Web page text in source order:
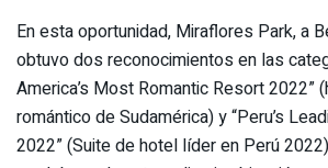
En esta oportunidad, Miraflores Park, a
obtuvo dos reconocimientos en las
America’s Most Romantic Resort 2022”
romántico de Sudamérica) y “Peru’s
2022” (Suite de hotel líder en Perú